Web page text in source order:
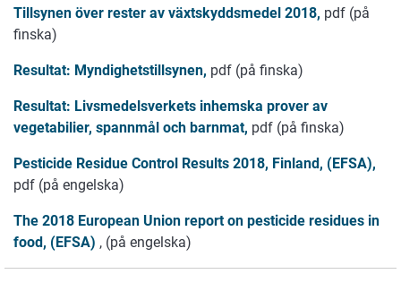
Tillsynen över rester av växtskyddsmedel 2018, pdf (på
finska)
Resultat: Myndighetstillsynen, pdf (på finska)
Resultat: Livsmedelsverkets inhemska prover av
vegetabilier, spannmål och barnmat, pdf (på finska)
Pesticide Residue Control Results 2018, Finland, (EFSA),
pdf (på engelska)
The 2018 European Union report on pesticide residues in
food, (EFSA) , (på engelska)